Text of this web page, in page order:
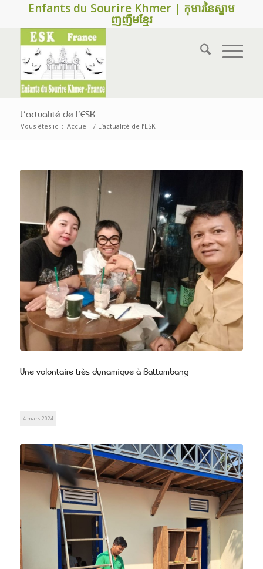
Enfants du Sourire Khmer | កុមារនៃស្នាម
ញញឹមខ្មែរ
L’actualité de l’ESK
Vous êtes ici : Accueil / L’actualité de l’ESK
Une volontaire très dynamique à Battambang
4 mars 2024